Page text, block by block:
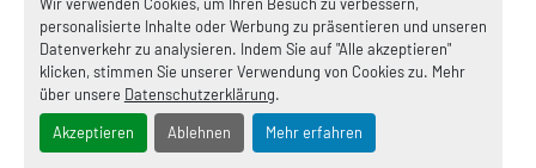
personalisierte Inhalte oder Werbung zu präsentieren und unseren
Datenverkehr zu analysieren. Indem Sie auf "Alle akzeptieren"
klicken, stimmen Sie unserer Verwendung von Cookies zu. Mehr
über unsere Datenschutzerklärung.
Akzeptieren Ablehnen Mehr erfahren